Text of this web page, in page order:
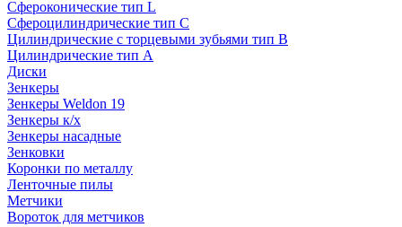
Сфероконические тип L
Сфероцилиндрические тип C
Цилиндрические с торцевыми зубьями тип B
Цилиндрические тип А
Диски
Зенкеры
Зенкеры Weldon 19
Зенкеры к/х
Зенкеры насадные
Зенковки
Коронки по металлу
Ленточные пилы
Метчики
Вороток для метчиков